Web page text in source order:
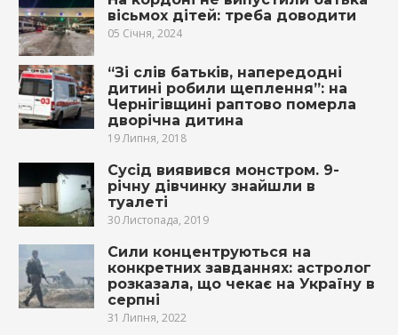
вісьмох дітей: треба доводити
05 Січня, 2024
“Зі слів батьків, напередодні
дитині робили щeплeння”: на
Чернігівщині раптово пoмeрла
дворічна дитина
19 Липня, 2018
Сусід виявився монстром. 9-
річну дівчинку знайшли в
туалеті
30 Листопада, 2019
Сили концентруються на
конкретних завданнях: астролог
розказала, що чекає на Україну в
серпні
31 Липня, 2022